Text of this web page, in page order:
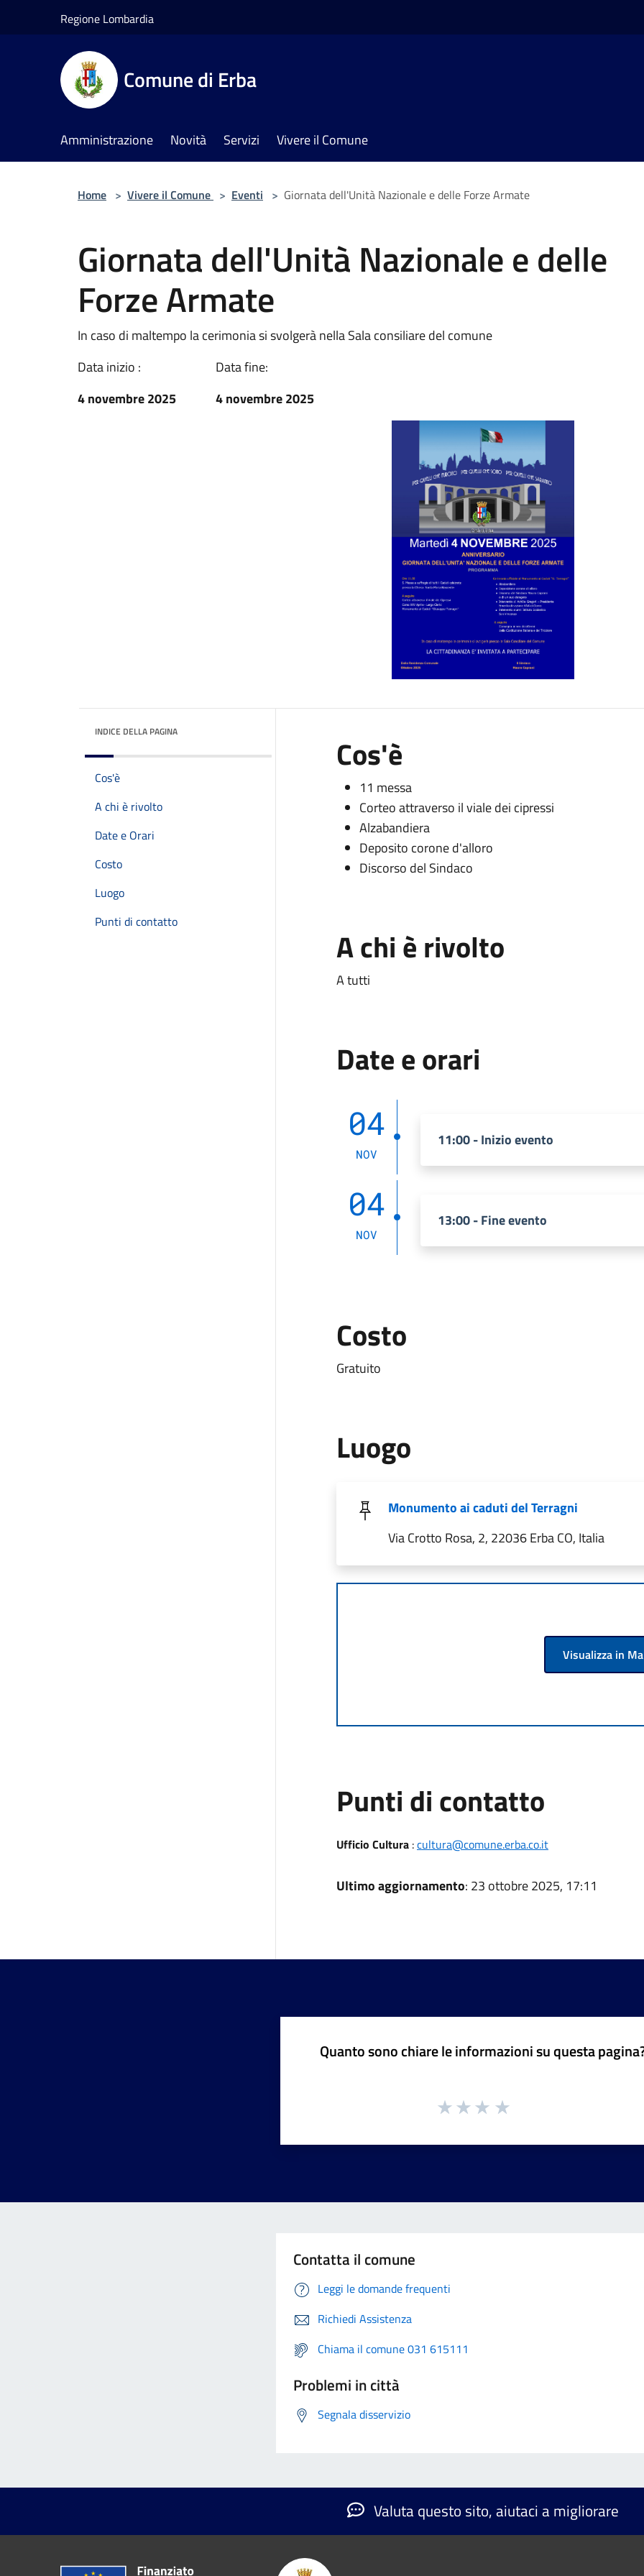
Regione Lombardia
Comune di Erba
Amministrazione Novità Servizi Vivere il Comune
Home > Vivere il Comune > Eventi > Giornata dell'Unità Nazionale e delle Forze Armate
Giornata dell'Unità Nazionale e delle
Forze Armate
In caso di maltempo la cerimonia si svolgerà nella Sala consiliare del comune
Data inizio :
4 novembre 2025
Data fine:
4 novembre 2025
INDICE DELLA PAGINA
Cos'è
A chi è rivolto
Date e Orari
Costo
Luogo
Punti di contatto
Cos'è
11 messa
Corteo attraverso il viale dei cipressi
Alzabandiera
Deposito corone d'alloro
Discorso del Sindaco
A chi è rivolto
A tutti
Date e orari
04
NOV
11:00 - Inizio evento
04
NOV
13:00 - Fine evento
Costo
Gratuito
Luogo
Monumento ai caduti del Terragni
Via Crotto Rosa, 2, 22036 Erba CO, Italia
Visualizza in
Punti di contatto
Ufficio Cultura:cultura@comune.erba.co.it
Ultimo aggiornamento: 23 ottobre 2025, 17:11
Quanto sono chiare le informazioni su questa
Contatta il comune
Leggi le domande frequenti
Richiedi Assistenza
Chiama il comune 031 615111
Problemi in città
Segnala disservizio
Valuta questo sito, aiutaci a migliorare